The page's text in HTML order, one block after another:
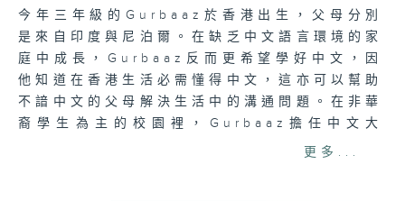
今年三年級的Gurbaaz於香港出生，父母分別
是來自印度與尼泊爾。在缺乏中文語言環境的家
庭中成長，Gurbaaz反而更希望學好中文，因
他知道在香港生活必需懂得中文，這亦可以幫助
不諳中文的父母解決生活中的溝通問題。在非華
裔學生為主的校園裡，Gurbaaz擔任中文大
使，幫助同學學習中文知識，例如學中文部首及
更多...